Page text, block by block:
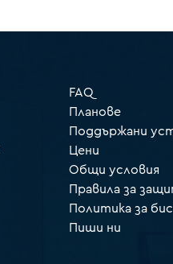
FAQ
Планове
Поддържани
Цени
Общи условия
Правила за
Политика за
Пиши ни